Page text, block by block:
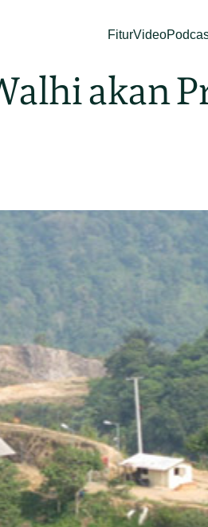
FiturVideo
akan